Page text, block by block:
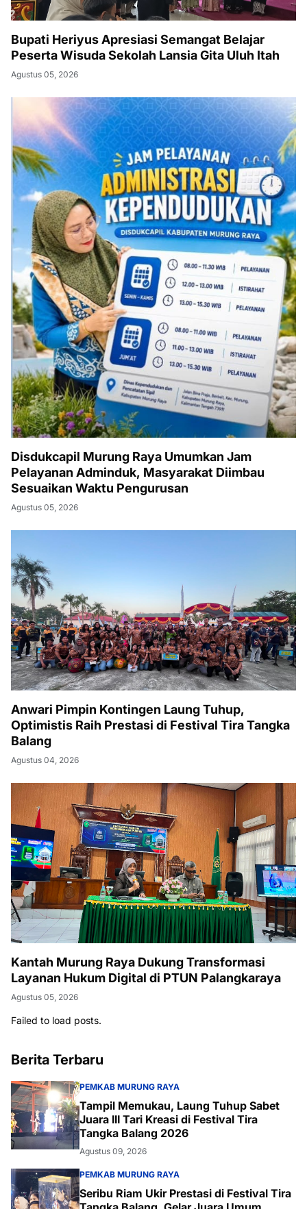
Bupati Heriyus Apresiasi Semangat Belajar
Peserta Wisuda Sekolah Lansia Gita Uluh Itah
Agustus 05, 2026
Disdukcapil Murung Raya Umumkan Jam
Pelayanan Adminduk, Masyarakat Diimbau
Sesuaikan Waktu Pengurusan
Agustus 05, 2026
Anwari Pimpin Kontingen Laung Tuhup,
Optimistis Raih Prestasi di Festival Tira Tangka
Balang
Agustus 04, 2026
Kantah Murung Raya Dukung Transformasi
Layanan Hukum Digital di PTUN Palangkaraya
Agustus 05, 2026
Failed to load posts.
Berita Terbaru
PEMKAB MURUNG RAYA
Tampil Memukau, Laung Tuhup Sabet
Juara III Tari Kreasi di Festival Tira
Tangka Balang 2026
Agustus 09, 2026
PEMKAB MURUNG RAYA
Seribu Riam Ukir Prestasi di Festival Tira